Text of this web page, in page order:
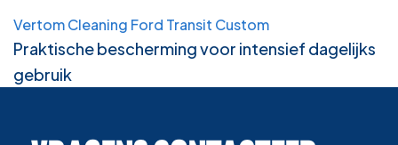
Vertom Cleaning Ford Transit Custom
Praktische bescherming voor intensief dagelijks
gebruik